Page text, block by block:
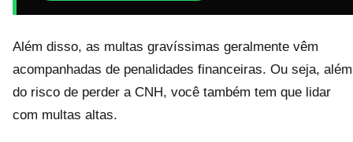
Além disso, as multas gravíssimas geralmente vêm
acompanhadas de penalidades financeiras. Ou seja, além
do risco de perder a CNH, você também tem que lidar
com multas altas.